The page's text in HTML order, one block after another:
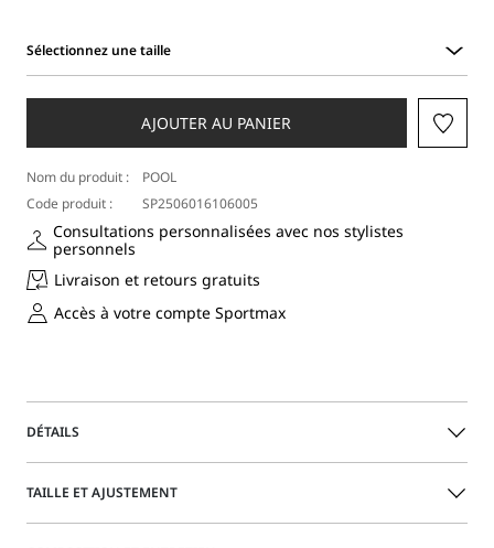
Sélectionnez une taille
une
AJOUTER AU PANIER
Nom du produit :
POOL
Code produit :
SP2506016106005
Consultations personnalisées avec nos stylistes
personnels
Livraison et retours gratuits
Accès à votre compte Sportmax
DÉTAILS
Ceinture fine en cuir de veau, ornée d’une boucle
TAILLE ET AJUSTEMENT